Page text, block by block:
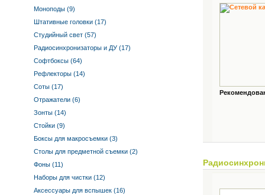
Моноподы (9)
Штативные головки (17)
Студийный свет (57)
Радиосинхронизаторы и ДУ (17)
Софтбоксы (64)
Рефлекторы (14)
Соты (17)
Отражатели (6)
Зонты (14)
Стойки (9)
Боксы для макросъемки (3)
Столы для предметной съемки (2)
Фоны (11)
Наборы для чистки (12)
Аксессуары для вспышек (16)